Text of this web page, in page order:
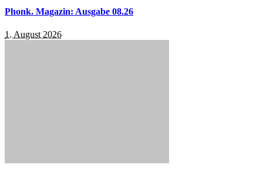
Phonk. Magazin: Ausgabe 08.26
1. August 2026